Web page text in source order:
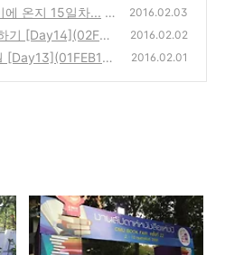
온지 15일차... 2016.02.03
2016.02.02
[치앙마이-2016] 벌써 2월 [Day13](01FEB16) 2016.02.01